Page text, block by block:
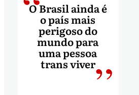
O Brasil ainda é
o país mais
perigoso do
mundo para
uma pessoa
trans viver